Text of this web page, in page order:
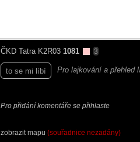
ČKD Tatra K2R03 1081 3
to se mi líbí Pro lajkování a přehled
Pro přidání komentáře se přihlaste
zobrazit mapu (souřadnice nezadány)